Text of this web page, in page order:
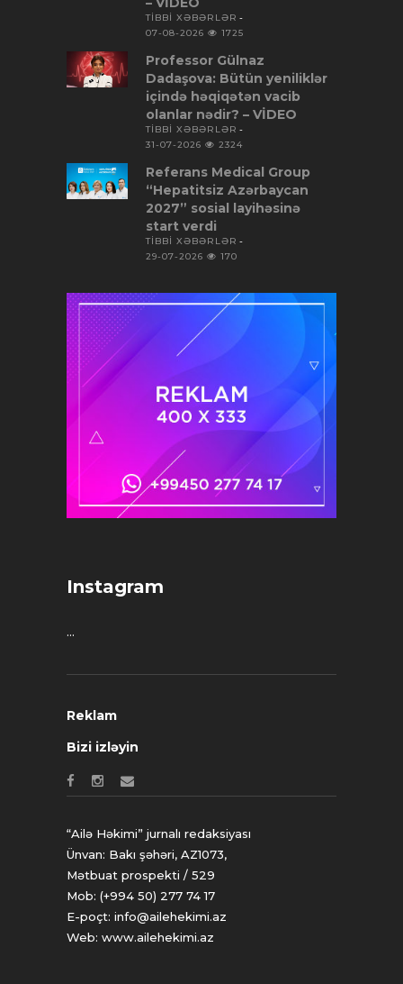
TİBBİ XƏBƏRLƏR
07-08-2026
1725
Professor Gülnaz
Dadaşova: Bütün yeniliklər
içində həqiqətən vacib
olanlar nədir? – VİDEO
TİBBİ XƏBƏRLƏR
31-07-2026
2324
Referans Medical Group
“Hepatitsiz Azərbaycan
2027” sosial layihəsinə
start verdi
TİBBİ XƏBƏRLƏR
29-07-2026
170
Instagram
…
Reklam
Bizi izləyin
“Ailə Həkimi” jurnalı redaksiyası
Ünvan: Bakı şəhəri, AZ1073,
Mətbuat prospekti / 529
Mob: (+994 50) 277 74 17
E-poçt: info@ailehekimi.az
Web: www.ailehekimi.az